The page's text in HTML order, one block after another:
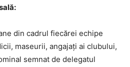
din cadrul fiecărei echipe
maseurii, angajați ai clubului,
semnat de delegatul